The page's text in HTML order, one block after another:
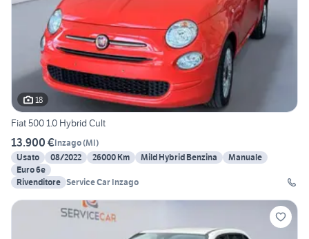
18
Fiat 500 1.0 Hybrid Cult
13.900 €Inzago(MI)
Usato
08/2022 26000 Km Mild Hybrid Benzina
Manuale
Euro 6e
Rivenditore Service Car Inzago